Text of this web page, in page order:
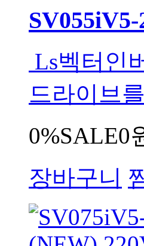
Ls벡터인
드라이브
0%SALE0
장바구니